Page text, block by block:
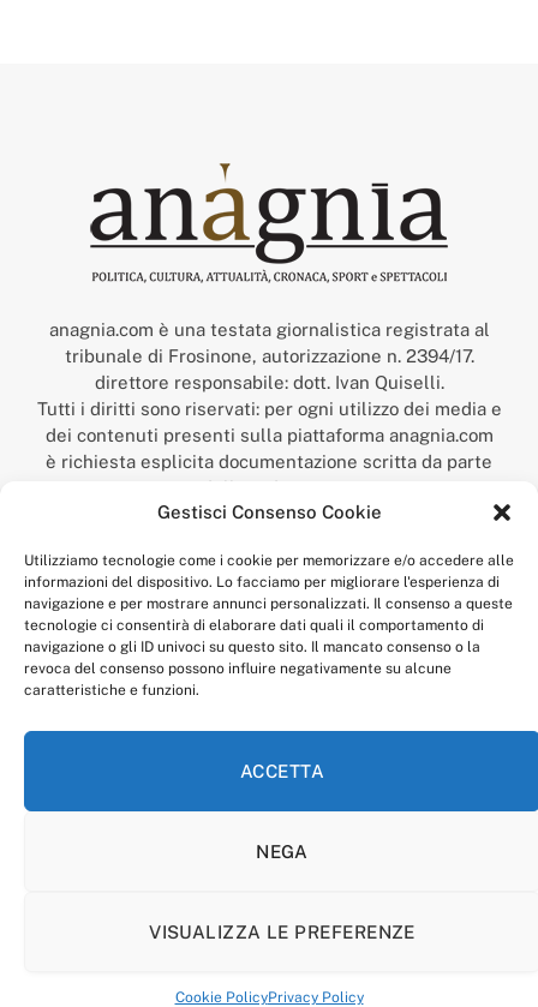
Gestisci Consenso Cookie
Utilizziamo tecnologie come i cookie per memorizzare e/o accedere alle
informazioni del dispositivo. Lo facciamo per migliorare l'esperienza di
navigazione e per mostrare annunci personalizzati. Il consenso a queste
tecnologie ci consentirà di elaborare dati quali il comportamento di
navigazione o gli ID univoci su questo sito. Il mancato consenso o la
revoca del consenso possono influire negativamente su alcune
caratteristiche e funzioni.
ACCETTA
NEGA
VISUALIZZA LE PREFERENZE
Cookie PolicyPrivacy Policy
anagnia.com è una testata giornalistica registrata al
tribunale di Frosinone, autorizzazione n. 2394/17.
direttore responsabile: dott. Ivan Quiselli.
Tutti i diritti sono riservati: per ogni utilizzo dei media e
dei contenuti presenti sulla piattaforma anagnia.com
è richiesta esplicita documentazione scritta da parte
della redazione.
“Anagnia” è un marchio registrato presso l’Ufficio Italiano
Economico,
num. registrazione: 302017000014044 del 9 febbraio 2017.
Per contatti:redazione@anagnia.com
COOKIE POLICY